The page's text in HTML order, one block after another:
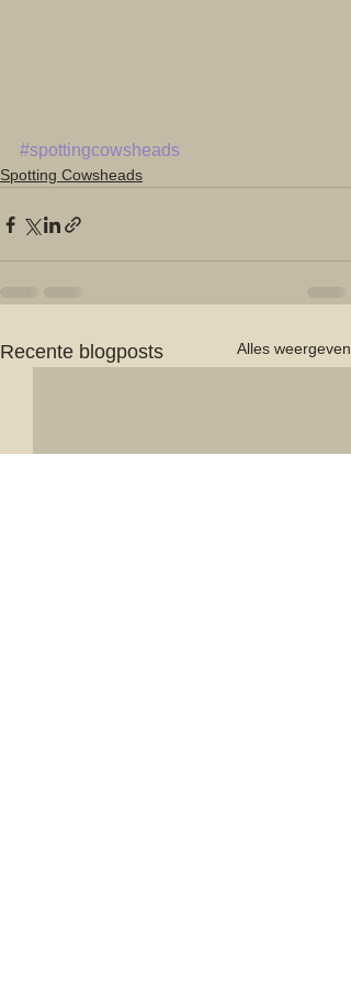
#spottingcowsheads
Spotting Cowsheads
Recente blogposts Alles weergeven